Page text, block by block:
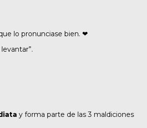
lo pronunciase bien. ❤
y forma parte de las 3 maldiciones